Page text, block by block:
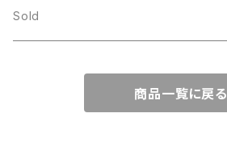
L.RAZZA
L.RAZZA
Sold
商品一覧に戻る